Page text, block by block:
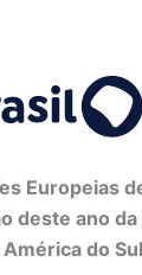
Europeias
deste ano
do